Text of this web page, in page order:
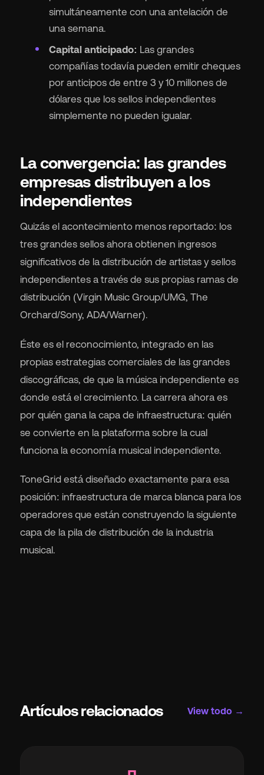
simultáneamente con una antelación de
una semana.
Capital anticipado: Las grandes
compañías todavía pueden emitir cheques
por anticipos de entre 3 y 10 millones de
dólares que los sellos independientes
simplemente no pueden igualar.
La convergencia: las grandes
empresas distribuyen a los
independientes
Quizás el acontecimiento menos reportado: los
tres grandes sellos ahora obtienen ingresos
significativos de la distribución de artistas y sellos
independientes a través de sus propias ramas de
distribución (Virgin Music Group/UMG, The
Orchard/Sony, ADA/Warner).
Éste es el reconocimiento, integrado en las
propias estrategias comerciales de las grandes
discográficas, de que la música independiente es
donde está el crecimiento. La carrera ahora es
por quién gana la capa de infraestructura: quién
se convierte en la plataforma sobre la cual
funciona la economía musical independiente.
ToneGrid está diseñado exactamente para esa
posición: infraestructura de marca blanca para los
operadores que están construyendo la siguiente
capa de la pila de distribución de la industria
musical.
Artículos relacionados View todo →